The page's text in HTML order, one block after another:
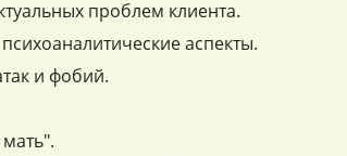
проблем клиента.
аспекты.
и фобий.